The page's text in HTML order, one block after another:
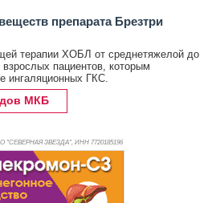
препарата Брезтри
терапии ХОБЛ от среднетяжелой до
пациентов, которым
ингаляционных ГКС.
МКБ
"СЕВЕРНАЯ ЗВЕЗДА", ИНН 7720185196